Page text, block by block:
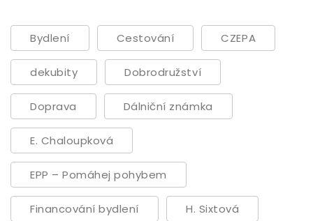
Bydlení Cestování CZEPA
dekubity Dobrodružství
Doprava Dálniční známka
E. Chaloupková
EPP – Pomáhej pohybem
Financování bydlení H. Sixtová